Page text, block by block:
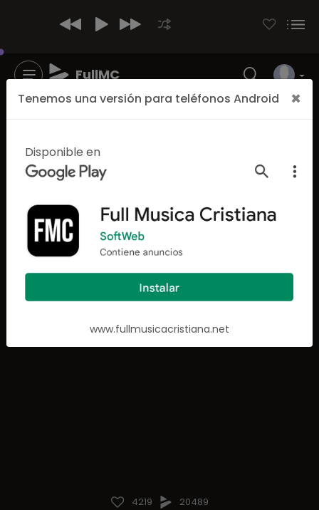
FullMC
4219 20489
Tenemos una versión para teléfonos Android ×
Disponible en
www.fullmusicacristiana.net